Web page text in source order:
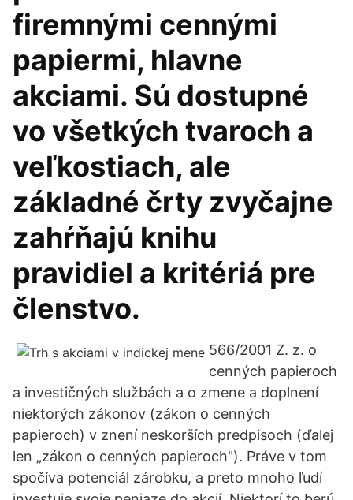
firemnými cennými
papiermi, hlavne
akciami. Sú dostupné
vo všetkých tvaroch a
veľkostiach, ale
základné črty zvyčajne
zahŕňajú knihu
pravidiel a kritériá pre
členstvo.
566/2001 Z. z. o
cenných papieroch
a investičných službách a o zmene a doplnení
niektorých zákonov (zákon o cenných
papieroch) v znení neskorších predpisoch (ďalej
len „zákon o cenných papieroch"). Práve v tom
spočíva potenciál zárobku, a preto mnoho ľudí